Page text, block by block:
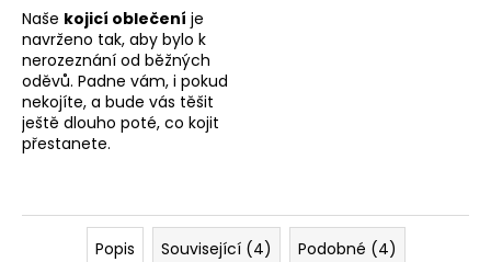
Naše kojicí oblečení je
navrženo tak, aby bylo k
nerozeznání od běžných
oděvů. Padne vám, i pokud
nekojíte, a bude vás těšit
ještě dlouho poté, co kojit
přestanete.
Popis Související (4)
Podobné (4)